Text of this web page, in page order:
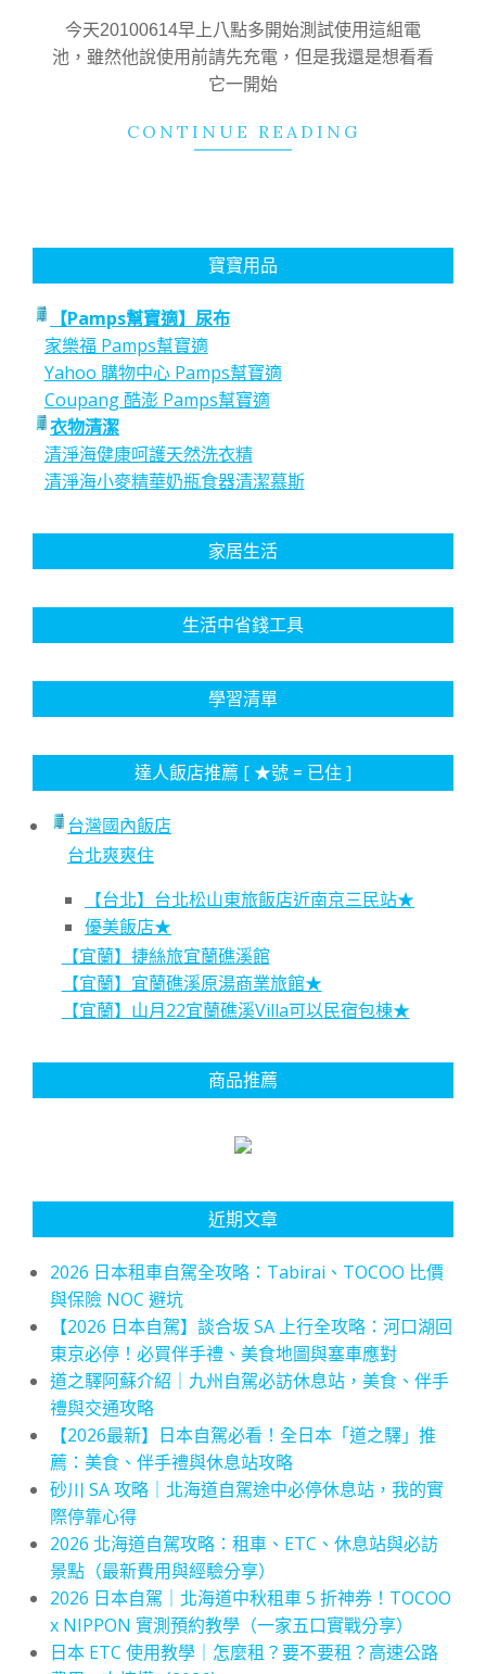
今天20100614早上八點多開始測試使用這組電
池，雖然他說使用前請先充電，但是我還是想看看
它一開始
CONTINUE READING
寶寶用品
【Pamps幫寶適】尿布
家樂福 Pamps幫寶適
Yahoo 購物中心 Pamps幫寶適
Coupang 酷澎 Pamps幫寶適
衣物清潔
清淨海健康呵護天然洗衣精
清淨海小麥精華奶瓶食器清潔慕斯
家居生活
生活中省錢工具
學習清單
達人飯店推薦 [ ★號 = 已住 ]
台灣國內飯店
台北爽爽住
【台北】台北松山東旅飯店近南京三民站★
優美飯店★
【宜蘭】捷絲旅宜蘭礁溪館
【宜蘭】宜蘭礁溪原湯商業旅館★
【宜蘭】山月22宜蘭礁溪Villa可以民宿包棟★
商品推薦
近期文章
2026 日本租車自駕全攻略：Tabirai、TOCOO 比價
與保險 NOC 避坑
【2026 日本自駕】談合坂 SA 上行全攻略：河口湖回
東京必停！必買伴手禮、美食地圖與塞車應對
道之驛阿蘇介紹｜九州自駕必訪休息站，美食、伴手
禮與交通攻略
【2026最新】日本自駕必看！全日本「道之驛」推
薦：美食、伴手禮與休息站攻略
砂川 SA 攻略｜北海道自駕途中必停休息站，我的實
際停靠心得
2026 北海道自駕攻略：租車、ETC、休息站與必訪
景點（最新費用與經驗分享）
2026 日本自駕｜北海道中秋租車 5 折神券！TOCOO
x NIPPON 實測預約教學（一家五口實戰分享）
日本 ETC 使用教學｜怎麼租？要不要租？高速公路